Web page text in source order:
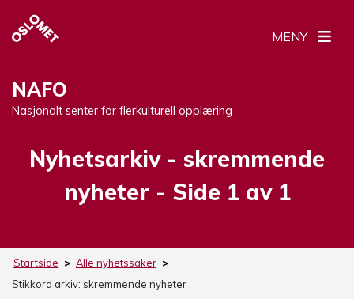
NAFO
Nasjonalt senter for flerkulturell opplæring
MENY
Nyhetsarkiv - Stikkord:
skremmende
nyheter - Side 1 av 1
Startside > Alle nyhetssaker >
Stikkord arkiv: skremmende nyheter